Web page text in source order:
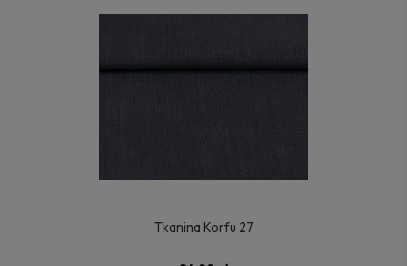
Tkanina Korfu 27